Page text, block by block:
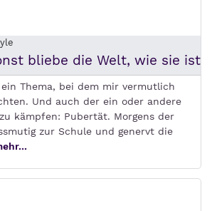
bliebe die Welt, wie sie ist
ein Thema, bei dem mir vermutlich
Und auch der ein oder andere
kämpfen: Pubertät. Morgens der
zur Schule und genervt die